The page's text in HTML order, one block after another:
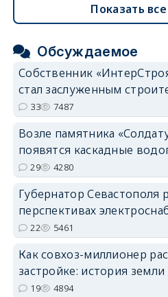
Показать
Обсуждаемое
Собственник
стал заслуженным
33 7487
Возле памятника
появятся каскадные
29 4280
Губернатор Севастополя
перспективах
22 5461
Как совхоз-миллионер
застройке: история
19 4894